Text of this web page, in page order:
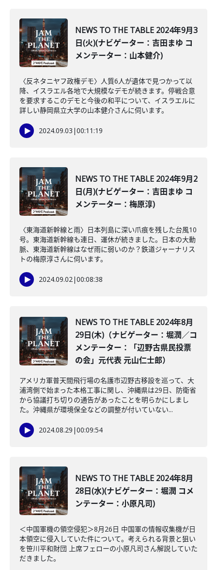
NEWS TO THE TABLE 2024年9月3
日(火)(ナビゲーター：吉田まゆ コ
メンテーター：山本健介)
〈反ネタニヤフ政権デモ〉人質6人が遺体で見つかって以
降、イスラエル各地で大規模なデモが続きます。停戦合意
を要求するこのデモと今後の和平について、イスラエルに
詳しい静岡県立大学の山本健介さんに伺います。
2024.09.03 |00:11:19
NEWS TO THE TABLE 2024年9月2
日(月)(ナビゲーター：吉田まゆ コ
メンテーター：梅原淳)
〈東海道新幹線と雨〉日本列島に深い爪痕を残した台風10
号。東海道新幹線も連日、運休が続きました。日本の大動
脈、東海道新幹線はなぜ雨に弱いのか？鉄道ジャーナリス
トの梅原淳さんに伺います。
2024.09.02|00:08:38
NEWS TO THE TABLE 2024年8月
29日(木)（ナビゲーター：堀潤／コ
メンテーター：「辺野古県民投票
の会」元代表 元山仁士郎）
アメリカ軍普天間飛行場の名護市辺野古移設を巡って、大
浦湾側で始まった本格工事に関し、沖縄県は29日、防衛省
から協議打ち切りの通告があったことを明らかにしまし
た。沖縄県が環境保全などの調整が付いていない...
2024.08.29 |00:09:54
NEWS TO THE TABLE 2024年8月
28日(水)(ナビゲーター：堀潤 コメ
ンテーター：小原凡司)
＜中国軍機の領空侵犯＞8月26日 中国軍の情報収集機が日
本領空に侵入していた件について。考えられる背景と狙い
を笹川平和財団 上席フェローの小原凡司さん解説していた
だきました。